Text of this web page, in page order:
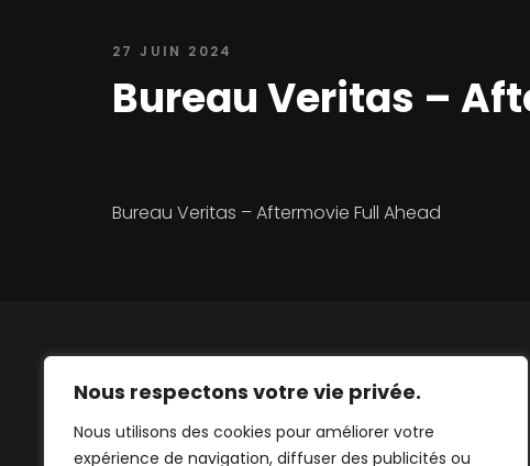
Nous respectons votre vie privée.
Nous utilisons des cookies pour améliorer votre
expérience de navigation, diffuser des publicités ou
27 JUIN 2024
Bureau Veritas –
Bureau Veritas – Aftermovie Full Ahead
Persuadés que l'audiovisuel et l'événementiel